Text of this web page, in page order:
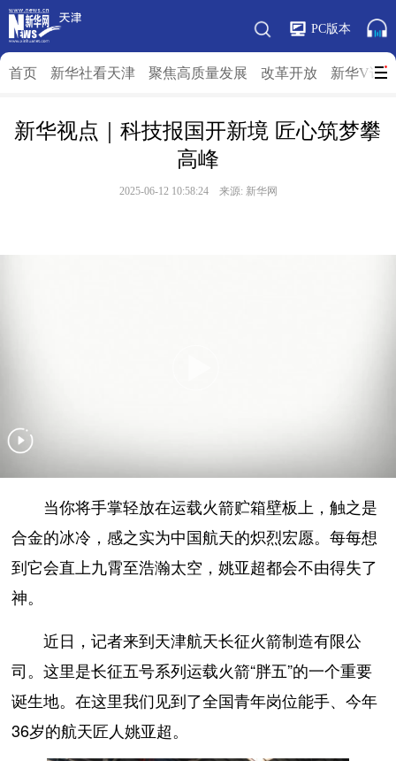
PC版本
首页 新华社看天津 聚焦高质量发展 改革开放 新华V访
新华视点｜科技报国开新境 匠心筑梦攀
高峰
2025-06-12 10:58:24 来源: 新华网
当你将手掌轻放在运载火箭贮箱壁板上，触之是
合金的冰冷，感之实为中国航天的炽烈宏愿。每每想
到它会直上九霄至浩瀚太空，姚亚超都会不由得失了
神。
近日，记者来到天津航天长征火箭制造有限公
司。这里是长征五号系列运载火箭“胖五”的一个重要
诞生地。在这里我们见到了全国青年岗位能手、今年
36岁的航天匠人姚亚超。